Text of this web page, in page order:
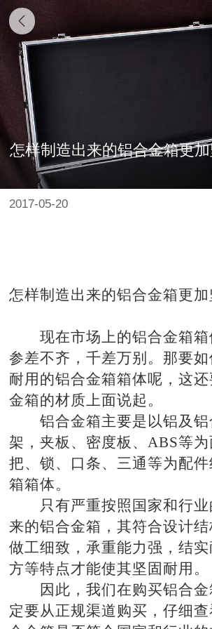
怎样制造出来的铝合金箱更
2017-05-20
怎样制造出来的铝合金箱更
现在市场上的铝合金箱
参差不齐，千差万别。那要
耐用的铝合金箱箱体呢，这
金箱的材质上面说起。
铝合金箱主要是以铝及
架，夹板、密度板、ABS等
把、锁、口条、三通等为配
箱箱体。
只有严重按照国家和行业
来的铝合金箱，其符合设计
做工细致，承重能力强，结
方等特点才能使其坚固耐用。
因此，我们在购买铝合金
定要从正规渠道购买，仔细